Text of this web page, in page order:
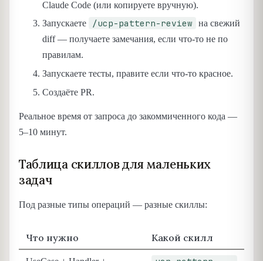
Claude Code (или копируете вручную).
Запускаете
/ucp-pattern-review
на свежий
diff — получаете замечания, если что-то не по
правилам.
Запускаете тесты, правите если что-то красное.
Создаёте PR.
Реальное время от запроса до закоммиченного кода —
5–10 минут.
Таблица скиллов для маленьких
задач
Под разные типы операций — разные скиллы:
Что нужно Какой скилл